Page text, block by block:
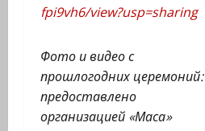
fpi9vh6/view?usp=sharing
Фото и видео с
прошлогодних церемоний:
предоставлено
организацией «Маса»